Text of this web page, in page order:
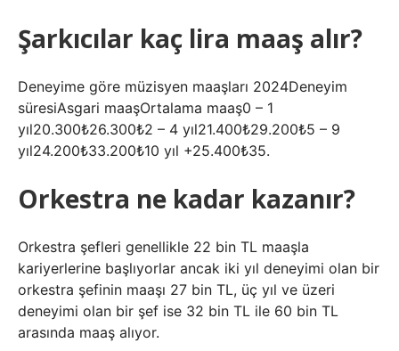
Şarkıcılar kaç lira maaş alır?
Deneyime göre müzisyen maaşları 2024Deneyim
süresiAsgari maaşOrtalama maaş0 – 1
yıl20.300₺26.300₺2 – 4 yıl21.400₺29.200₺5 – 9
yıl24.200₺33.200₺10 yıl +25.400₺35.
Orkestra ne kadar kazanır?
Orkestra şefleri genellikle 22 bin TL maaşla
kariyerlerine başlıyorlar ancak iki yıl deneyimi olan bir
orkestra şefinin maaşı 27 bin TL, üç yıl ve üzeri
deneyimi olan bir şef ise 32 bin TL ile 60 bin TL
arasında maaş alıyor.